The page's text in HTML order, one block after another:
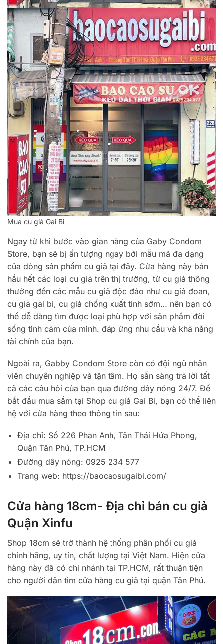
Mua cu giả Gai Bi
Ngay từ khi bước vào gian hàng của Gaby Condom
Store, bạn sẽ bị ấn tượng ngay bởi mẫu mã đa dạng
của dòng sản phẩm cu giả tại đây. Cửa hàng này bán
hầu hết các loại cu giả trên thị trường, từ cu giả thông
thường đến các mẫu cu giả độc đáo như cu giả đoan,
cu giả gai bi, cu giả chống xuất tinh sớm… nên bạn có
thể dễ dàng tìm được loại phù hợp với sản phẩm đời
sống tình cảm của mình. đáp ứng nhu cầu và khả năng
tài chính của bạn.
Ngoài ra, Gabby Condom Store còn có đội ngũ nhân
viên chuyên nghiệp và tận tâm. Họ sẵn sàng trả lời tất
cả các câu hỏi của bạn qua đường dây nóng 24/7. Để
bắt đầu mua sắm tại Shop cu giả Gai Bi, bạn có thể liên
hệ với cửa hàng theo thông tin sau:
Địa chỉ: Số 226 Phan Anh, Tân Thái Hứa Phong,
Quận Tân Phú, TP.HCM
Đường dây nóng: 0925 234 577
Trang web: https://baocaosugaibi.com/
Cửa hàng 18cm- Địa chỉ bán cu giả
Quận Xinfu
Shop 18cm sẽ trở thành hệ thống phân phối cu giả
chính hãng, uy tín, chất lượng tại Việt Nam. Hiện cửa
hàng này đã có chi nhánh tại TP.HCM, rất thuận tiện
cho người dân tìm cửa hàng cu giả tại quận Tân Phú.